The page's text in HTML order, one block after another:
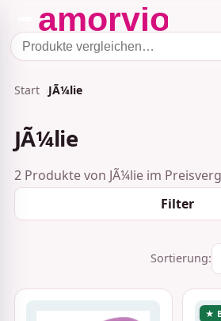
Start JÃ¼lie
JÃ¼lie
2 Produkte von JÃ¼lie im
Filter
Sortierung:
★